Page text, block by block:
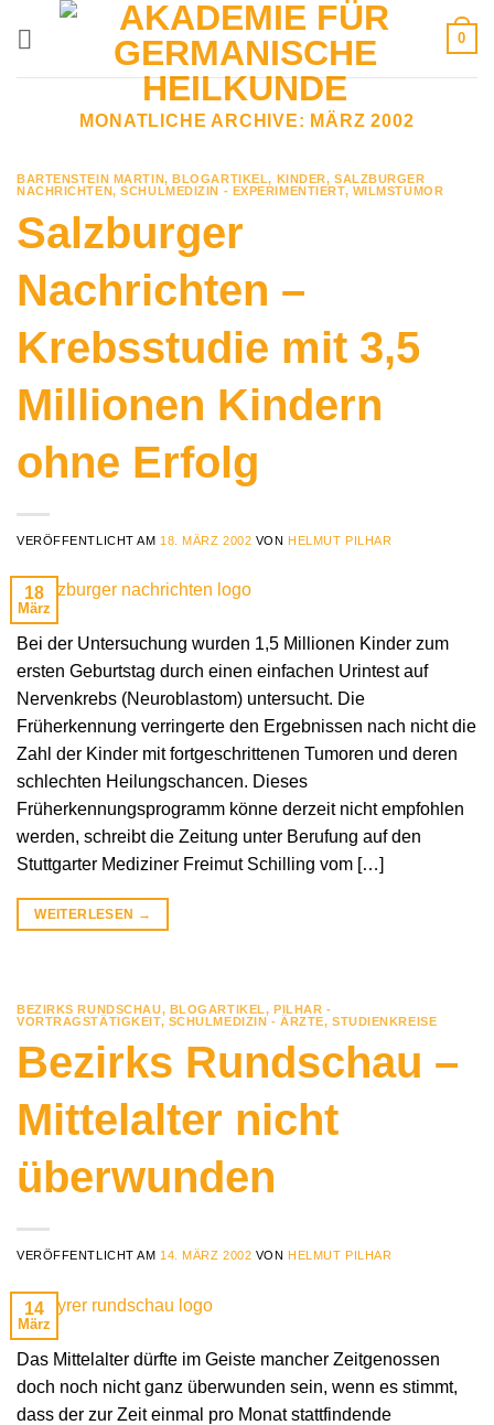
0
MONATLICHE ARCHIVE: MÄRZ 2002
BARTENSTEIN MARTIN,BLOGARTIKEL, KINDER,SALZBURGER
NACHRICHTEN,SCHULMEDIZIN - EXPERIMENTIERT, WILMSTUMOR
Salzburger
Nachrichten –
Krebsstudie mit 3,5
Millionen Kindern
ohne Erfolg
VERÖFFENTLICHT AM 18. MÄRZ 2002 VON HELMUT PILHAR
18
März
Bei der Untersuchung wurden 1,5 Millionen Kinder zum
ersten Geburtstag durch einen einfachen Urintest auf
Nervenkrebs (Neuroblastom) untersucht. Die
Früherkennung verringerte den Ergebnissen nach nicht die
Zahl der Kinder mit fortgeschrittenen Tumoren und deren
schlechten Heilungschancen. Dieses
Früherkennungsprogramm könne derzeit nicht empfohlen
werden, schreibt die Zeitung unter Berufung auf den
Stuttgarter Mediziner Freimut Schilling vom […]
WEITERLESEN →
BEZIRKS RUNDSCHAU, BLOGARTIKEL, PILHAR -
VORTRAGSTÄTIGKEIT, SCHULMEDIZIN - ÄRZTE, STUDIENKREISE
Bezirks Rundschau –
Mittelalter nicht
überwunden
VERÖFFENTLICHT AM14. MÄRZ 2002 VON HELMUT PILHAR
14
März
Das Mittelalter dürfte im Geiste mancher Zeitgenossen
doch noch nicht ganz überwunden sein, wenn es stimmt,
dass der zur Zeit einmal pro Monat stattfindende